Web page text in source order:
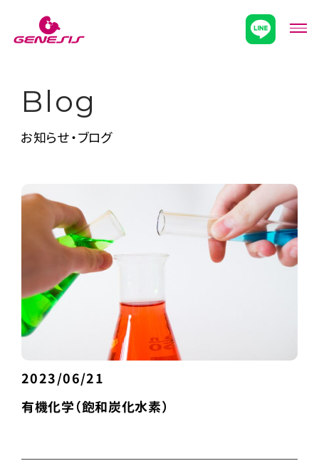
次世代型超個別塾Genesis メ
Blog
お知らせ・ブログ
2023/06/21
有機化学（飽和炭化水素）